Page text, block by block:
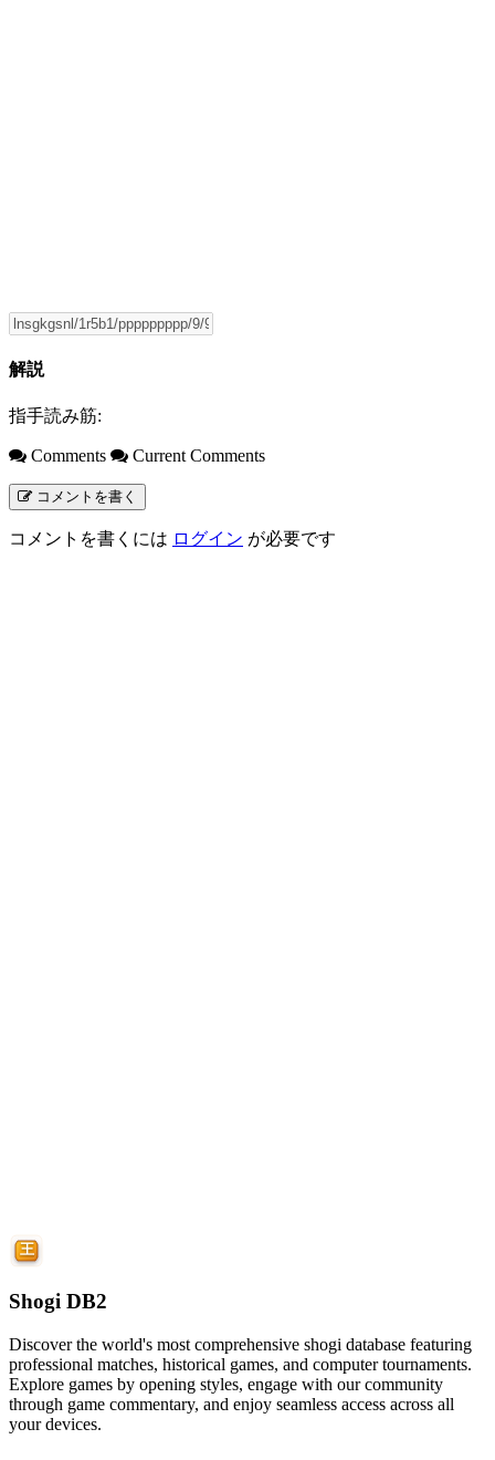
解説
指手読み筋:
Comments Current Comments
コメントを書く
コメントを書くには ログイン が必要です
Shogi DB2
Discover the world's most comprehensive shogi database featuring
professional matches, historical games, and computer tournaments.
Explore games by opening styles, engage with our community
through game commentary, and enjoy seamless access across all
your devices.